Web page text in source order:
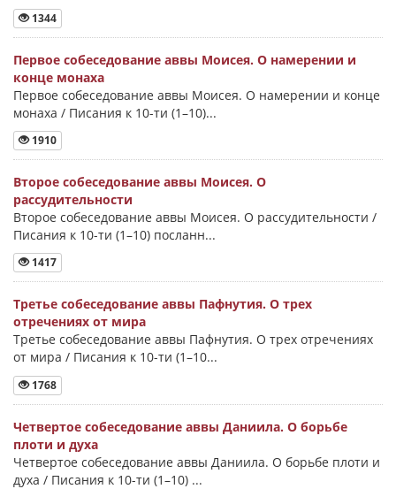
1344
Первое собеседование аввы Моисея. О намерении и
конце монаха
Первое собеседование аввы Моисея. О намерении и конце
монаха / Писания к 10-ти (1–10)...
1910
Второе собеседование аввы Моисея. О
рассудительности
Второе собеседование аввы Моисея. О рассудительности /
Писания к 10-ти (1–10) посланн...
1417
Третье собеседование аввы Пафнутия. О трех
отречениях от мира
Третье собеседование аввы Пафнутия. О трех отречениях
от мира / Писания к 10-ти (1–10...
1768
Четвертое собеседование аввы Даниила. О борьбе
плоти и духа
Четвертое собеседование аввы Даниила. О борьбе плоти и
духа / Писания к 10-ти (1–10) ...